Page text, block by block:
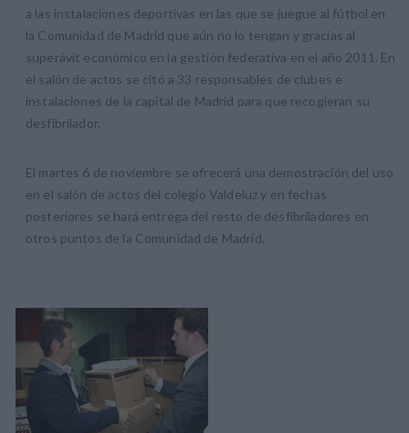
a las instalaciones deportivas en las que se juegue al fútbol en
la Comunidad de Madrid que aún no lo tengan y gracias al
superávit económico en la gestión federativa en el año 2011. En
el salón de actos se citó a 33 responsables de clubes e
instalaciones de la capital de Madrid para que recogieran su
desfibrilador.
El martes 6 de noviembre se ofrecerá una demostración del uso
en el salón de actos del colegio Valdeluz y en fechas
posteriores se hará entrega del resto de desfibriladores en
otros puntos de la Comunidad de Madrid.